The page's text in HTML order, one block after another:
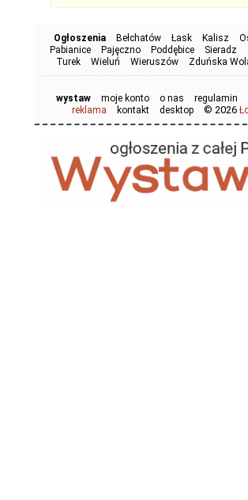
Ogłoszenia Bełchatów Łask Kalisz
Pabianice
Pajęczno Poddębice Sieradz
Turek
Wieluń Wieruszów Zduńska
wystaw moje konto o nas regulamin
reklama
kontakt desktop © 2026